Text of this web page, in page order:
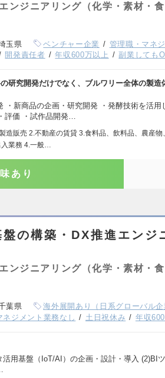
ンジニアリング（化学・素材・食
玉県 ベンチャー企業 管理職・マネ
開発責任者 年収600万以上 副業しても
研究開発だけでなく、ブルワリー全体の製造
・新商品の企画・研究開発 ・発酵技術を活用
評価 ・試作品開発…
造販売 2.不動産の賃貸 3.食料品、飲料品、農産物
入業務 4.一般…
あり
の構築・DX推進エンジ
ンジニアリング（化学・素材・食
葉県 海外展開あり（日系グローバル企
ネジメント業務なし 土日祝休み 年収
用基盤（IoT/AI）の企画・設計・導入 (2)BI